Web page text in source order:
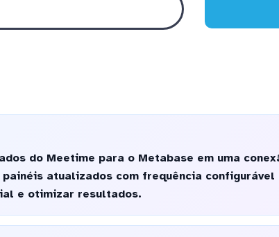
do Meetime para o Metabase em uma
atualizados com frequência configurável
e otimizar resultados.